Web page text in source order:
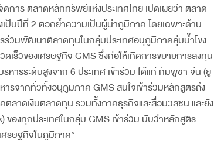
าร ตลาดหลักทรัพย์แห่งประเทศไทย เปิดเผยว่า ตลาด
นปีที่ 2 ตอกย้ำความเป็นผู้นำภูมิภาค โดยเฉพาะด้าน
วมพัฒนาตลาดทุนในกลุ่มประเทศอนุภูมิภาคลุ่มน้ำโขง
เร็วของเศรษฐกิจ GMS ซึ่งก่อให้เกิดการขยายการลงทุน
ารระดับสูงจาก 6 ประเทศ เข้าร่วม ได้แก่ กัมพูชา จีน (ยู
ารจากทั่วทั้งอนุภูมิภาค GMS สนใจเข้าร่วมหลักสูตรถึง
ลาดเงินตลาดทุน รวมทั้งภาคธุรกิจและสื่อมวลชน และยัง
ของทุกประเทศในกลุ่ม GMS เข้าร่วม นับว่าหลักสูตร
รษฐกิจในภูมิภาค”